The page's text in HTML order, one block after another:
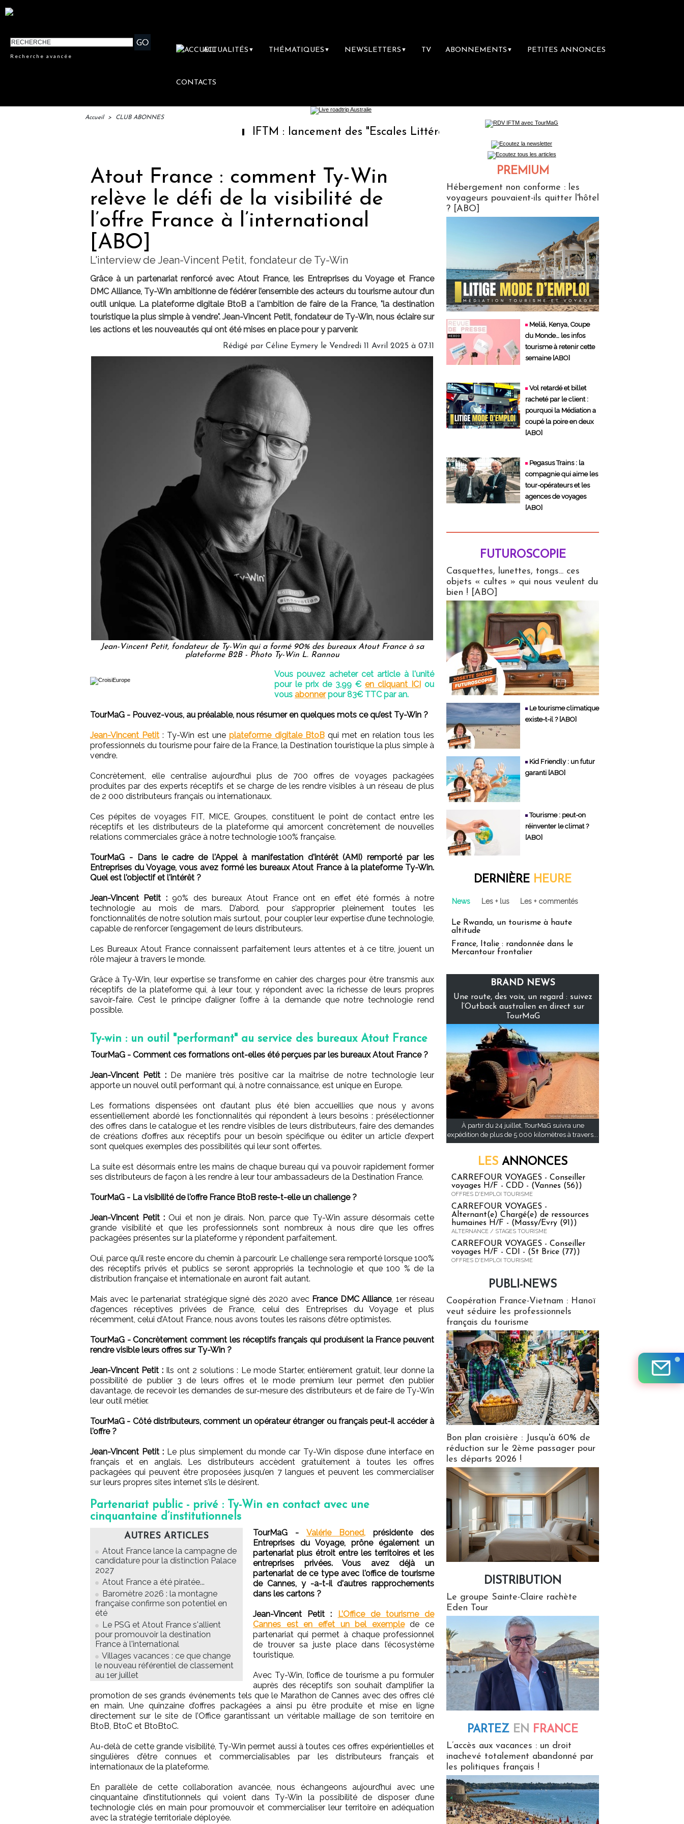
Recherche avancée
ACTUALITÉS ▼ THÉMATIQUES ▼ NEWSLETTERS ▼ TV ABONNEMENTS ▼ PETITES ANNONCES
CONTACTS
Accueil > CLUB ABONNES
IFTM : lancement des "Escales Littéraires", la première librairie du voyage
Atout France : comment Ty-Win
relève le défi de la visibilité de
l’offre France à l’international
[ABO]
L'interview de Jean-Vincent Petit, fondateur de Ty-Win
Grâce à un partenariat renforcé avec Atout France, les Entreprises du Voyage et France
DMC Alliance, Ty-Win ambitionne de fédérer l’ensemble des acteurs du tourisme autour d’un
outil unique. La plateforme digitale BtoB a l'ambition de faire de la France, "la destination
touristique la plus simple à vendre". Jean-Vincent Petit, fondateur de Ty-Win, nous éclaire sur
les actions et les nouveautés qui ont été mises en place pour y parvenir.
Rédigé par Céline Eymery le Vendredi 11 Avril 2025 à 07:11
Jean-Vincent Petit, fondateur de Ty-Win qui a formé 90% des bureaux Atout France à sa
plateforme B2B - Photo Ty-Win L. Rannou
Vous pouvez acheter cet article à l'unité
pour le prix de 3,99 € en cliquant ICI ou
vous abonner pour 83€ TTC par an.
TourMaG - Pouvez-vous, au préalable, nous résumer en quelques mots ce qu’est Ty-Win ?
Jean-Vincent Petit : Ty-Win est uneplateforme digitale BtoBqui met en relation tous les
professionnels du tourisme pour faire de la France, la Destination touristique la plus simple à
vendre.
Concrètement, elle centralise aujourd’hui plus de 700 offres de voyages packagées
produites par des experts réceptifs et se charge de les rendre visibles à un réseau de plus
de 2 000 distributeurs français ou internationaux.
Ces pépites de voyages FIT, MICE, Groupes, constituent le point de contact entre les
réceptifs et les distributeurs de la plateforme qui amorcent concrètement de nouvelles
relations commerciales grâce à notre technologie 100% française.
TourMaG - Dans le cadre de l'Appel à manifestation d'intérêt (AMI) remporté par les
Entreprises du Voyage, vous avez formé les bureaux Atout France à la plateforme Ty-Win.
Quel est l'objectif et l'intérêt ?
Jean-Vincent Petit :90% des bureaux Atout France ont en effet été formés à notre
technologie au mois de mars. D’abord, pour s’approprier pleinement toutes les
fonctionnalités de notre solution mais surtout, pour coupler leur expertise d’une technologie,
capable de renforcer l’engagement de leurs distributeurs.
Les Bureaux Atout France connaissent parfaitement leurs attentes et à ce titre, jouent un
rôle majeur à travers le monde.
Grâce à Ty-Win, leur expertise se transforme en cahier des charges pour être transmis aux
réceptifs de la plateforme qui, à leur tour, y répondent avec la richesse de leurs propres
savoir-faire. C’est le principe d’aligner l’offre à la demande que notre technologie rend
possible.
Ty-win : un outil "performant" au service des bureaux Atout France
TourMaG - Comment ces formations ont-elles été perçues par les bureaux Atout France ?
Jean-Vincent Petit :De manière très positive car la maîtrise de notre technologie leur
apporte un nouvel outil performant qui, à notre connaissance, est unique en Europe.
Les formations dispensées ont d’autant plus été bien accueillies que nous y avons
essentiellement abordé les fonctionnalités qui répondent à leurs besoins : présélectionner
des offres dans le catalogue et les rendre visibles de leurs distributeurs, faire des demandes
de créations d’offres aux réceptifs pour un besoin spécifique ou éditer un article d’expert
sont quelques exemples des possibilités qui leur sont offertes.
La suite est désormais entre les mains de chaque bureau qui va pouvoir rapidement former
ses distributeurs de façon à les rendre à leur tour ambassadeurs de la Destination France.
TourMaG - La visibilité de l'offre France BtoB reste-t-elle un challenge ?
Jean-Vincent Petit : Oui et non je dirais. Non, parce que Ty-Win assure désormais cette
grande visibilité et que les professionnels sont nombreux à nous dire que les offres
packagées présentes sur la plateforme y répondent parfaitement.
Oui, parce qu’il reste encore du chemin à parcourir. Le challenge sera remporté lorsque 100%
des réceptifs privés et publics se seront appropriés la technologie et que 100 % de la
distribution française et internationale en auront fait autant.
Mais avec le partenariat stratégique signé dès 2020 avec France DMC Alliance, 1er réseau
d’agences réceptives privées de France, celui des Entreprises du Voyage et plus
récemment, celui d’Atout France, nous avons toutes les raisons d’être optimistes.
TourMaG - Concrètement comment les réceptifs français qui produisent la France peuvent
rendre visible leurs offres sur Ty-Win ?
Jean-Vincent Petit : Ils ont 2 solutions : Le mode Starter, entièrement gratuit, leur donne la
possibilité de publier 3 de leurs offres et le mode premium leur permet d’en publier
davantage, de recevoir les demandes de sur-mesure des distributeurs et de faire de Ty-Win
leur outil métier.
TourMaG - Côté distributeurs, comment un opérateur étranger ou français peut-il accéder à
l'offre ?
Jean-Vincent Petit : Le plus simplement du monde car Ty-Win dispose d’une interface en
français et en anglais. Les distributeurs accèdent gratuitement à toutes les offres
packagées qui peuvent être proposées jusqu’en 7 langues et peuvent les commercialiser
sur leurs propres sites internet s’ils le désirent.
Partenariat public - privé : Ty-Win en contact avec une
cinquantaine d’institutionnels
AUTRES ARTICLES
Atout France lance la campagne de
candidature pour la distinction Palace
2027
Atout France a été piratée...
Baromètre 2026 : la montagne
française confirme son potentiel en
été
Le PSG et Atout France s'allient
pour promouvoir la destination
France à l'international
Villages vacances : ce que change
le nouveau référentiel de classement
au 1er juillet
TourMaG - Valérie Boned,
présidente des
Entreprises du Voyage, prône également un
partenariat plus étroit entre les territoires et les
entreprises privées. Vous avez déjà un
partenariat de ce type avec l'office de tourisme
de Cannes, y -a-t-il d'autres rapprochements
dans les cartons ?
Jean-Vincent Petit :
L’Office de tourisme de
Cannes est en effet un bel exemplede ce
partenariat qui permet à chaque professionnel
de trouver sa juste place dans l’écosystème
touristique.
Avec Ty-Win, l’office de tourisme a pu formuler
auprès des réceptifs son souhait d’amplifier la
promotion de ses grands événements tels que le Marathon de Cannes avec des offres clé
en main. Une quinzaine d’offres packagées a ainsi pu être produite et mise en ligne
directement sur le site de l’Office garantissant un véritable maillage de son territoire en
BtoB, BtoC et BtoBtoC.
Au-delà de cette grande visibilité, Ty-Win permet aussi à toutes ces offres expérientielles et
singulières d’être connues et commercialisables par les distributeurs français et
internationaux de la plateforme.
En parallèle de cette collaboration avancée, nous échangeons aujourd’hui avec une
cinquantaine d’institutionnels qui voient dans Ty-Win la possibilité de disposer d’une
technologie clés en main pour promouvoir et commercialiser leur territoire en adéquation
avec la stratégie territoriale déployée.
PREMIUM
Hébergement non conforme : les
voyageurs pouvaient-ils quitter l'hôtel
? [ABO]
Meliá, Kenya, Coupe
du Monde… les infos
tourisme à retenir cette
semaine [ABO]
Vol retardé et billet
racheté par le client :
pourquoi la Médiation a
coupé la poire en deux
[ABO]
Pegasus Trains : la
compagnie qui aime les
tour-opérateurs et les
agences de voyages
[ABO]
FUTUROSCOPIE
Casquettes, lunettes, tongs... ces
objets « cultes » qui nous veulent du
bien ! [ABO]
Le tourisme climatique
existe-t-il ? [ABO]
Kid Friendly : un futur
garanti [ABO]
Tourisme : peut-on
réinventer le climat ?
[ABO]
DERNIÈRE HEURE
News Les + lus Les + commentés
Le Rwanda, un tourisme à haute
altitude
France, Italie : randonnée dans le
Mercantour frontalier
BRAND NEWS
Une route, des voix, un regard : suivez
l’Outback australien en direct sur
TourMaG
À partir du 24 juillet, TourMaG suivra une
expédition de plus de 5 000 kilomètres à travers...
LES ANNONCES
CARREFOUR VOYAGES - Conseiller
voyages H/F - CDD - (Vannes (56))
OFFRES D'EMPLOI TOURISME
CARREFOUR VOYAGES -
Alternant(e) Chargé(e) de ressources
humaines H/F - (Massy/Evry (91))
ALTERNANCE / STAGES TOURISME
CARREFOUR VOYAGES - Conseiller
voyages H/F - CDI - (St Brice (77))
OFFRES D'EMPLOI TOURISME
PUBLI-NEWS
Coopération France-Vietnam : Hanoï
veut séduire les professionnels
français du tourisme
Bon plan croisière : Jusqu'à 60% de
réduction sur le 2ème passager pour
les départs 2026 !
DISTRIBUTION
Le groupe Sainte-Claire rachète
Eden Tour
PARTEZ EN FRANCE
L’accès aux vacances : un droit
inachevé totalement abandonné par
les politiques français !